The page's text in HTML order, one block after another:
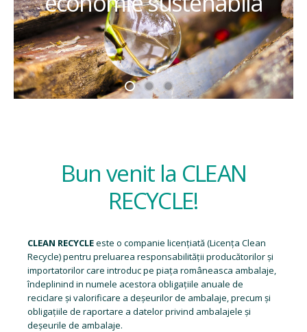
Bun venit la CLEAN
RECYCLE!
CLEAN RECYCLEeste o companie licențiată (Licența Clean
Recycle) pentru preluarea responsabilității producătorilor și
importatorilor care introduc pe piața româneasca ambalaje,
îndeplinind in numele acestora obligațiile anuale de
reciclare și valorificare a deșeurilor de ambalaje, precum și
obligațiile de raportare a datelor privind ambalajele și
deșeurile de ambalaje.